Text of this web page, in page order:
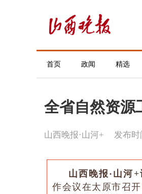
首页 政闻 精选
全省自然资源
山西晚报·山河+ 发布时
山西晚报·山河+
作会议在太原市召